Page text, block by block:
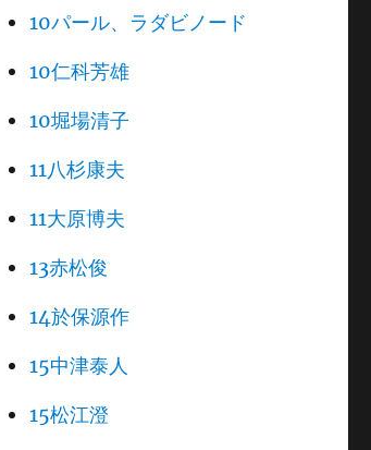
10パール、ラダビノード
10仁科芳雄
10堀場清子
11八杉康夫
11大原博夫
13赤松俊
14於保源作
15中津泰人
15松江澄